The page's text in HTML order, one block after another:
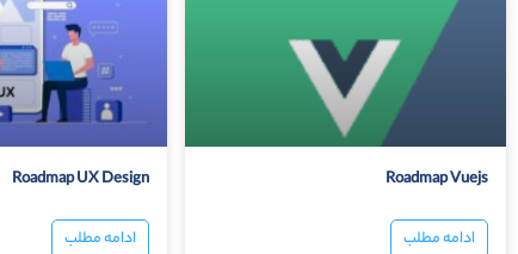
Roadmap Vuejs
ادامه مطلب
Roadmap UX Design
ادامه مطلب